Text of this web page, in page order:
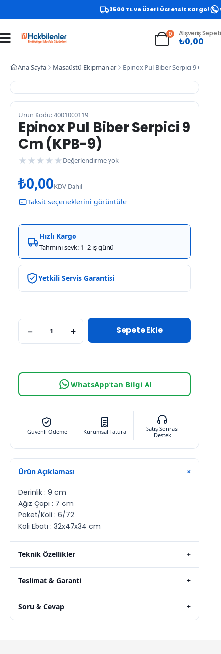
3500 TL ve Üzeri Ücretsiz Kargo!
0 Alışveriş Sepeti
₺0,00
Ana Sayfa Masaüstü Ekipmanlar Epinox Pul Biber Serpici 9 Cm
Ürün Kodu: 4001000119
Epinox Pul Biber Serpici 9
Cm (KPB-9)
★ ★ ★ ★ ★ Değerlendirme yok
₺0,00KDV Dahil
Taksit seçeneklerini görüntüle
Hızlı Kargo
Tahmini sevk: 1–2 iş günü
Yetkili Servis Garantisi
− + Sepete Ekle
WhatsApp’tan Bilgi Al
Güvenli Ödeme Kurumsal Fatura
Satış Sonrası
Destek
Ürün Açıklaması +
Derinlik : 9 cm
Ağız Çapı : 7 cm
Paket/Koli : 6/72
Koli Ebatı : 32x47x34 cm
Teknik Özellikler +
Teslimat & Garanti +
Soru & Cevap +